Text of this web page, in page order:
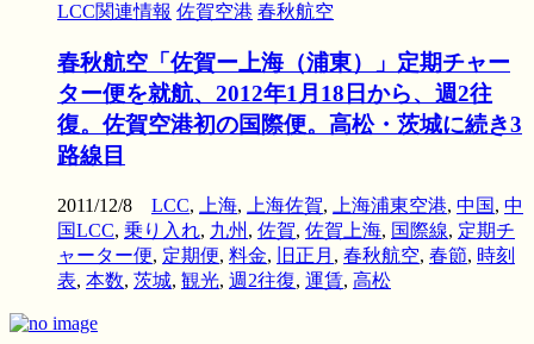
LCC関連情報 佐賀空港 春秋航空
春秋航空「佐賀ー上海（浦東）」定期チャー
ター便を就航、2012年1月18日から、週2往
復。佐賀空港初の国際便。高松・茨城に続き3
路線目
2011/12/8 LCC, 上海, 上海佐賀, 上海浦東空港, 中国, 中
国LCC, 乗り入れ, 九州 , 佐賀, 佐賀上海, 国際線, 定期チ
ャーター便, 定期便, 料金, 旧正月 , 春秋航空, 春節, 時刻
表, 本数, 茨城, 観光, 週2往復, 運賃, 高松